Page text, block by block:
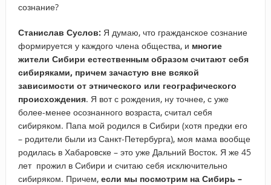
сознание?
Станислав Суслов: Я думаю, что гражданское сознание
формируется у каждого члена общества, и многие
жители Сибири естественным образом считают себя
сибиряками, причем зачастую вне всякой
зависимости от этнического или географического
происхождения. Я вот с рождения, ну точнее, с уже
более-менее осознанного возраста, считал себя
сибиряком. Папа мой родился в Сибири (хотя предки его
– родители были из Санкт-Петербурга), моя мама вообще
родилась в Хабаровске – это уже Дальний Восток. Я же 45
лет прожил в Сибири и считаю себя исключительно
сибиряком. Причем, если мы посмотрим на Сибирь –